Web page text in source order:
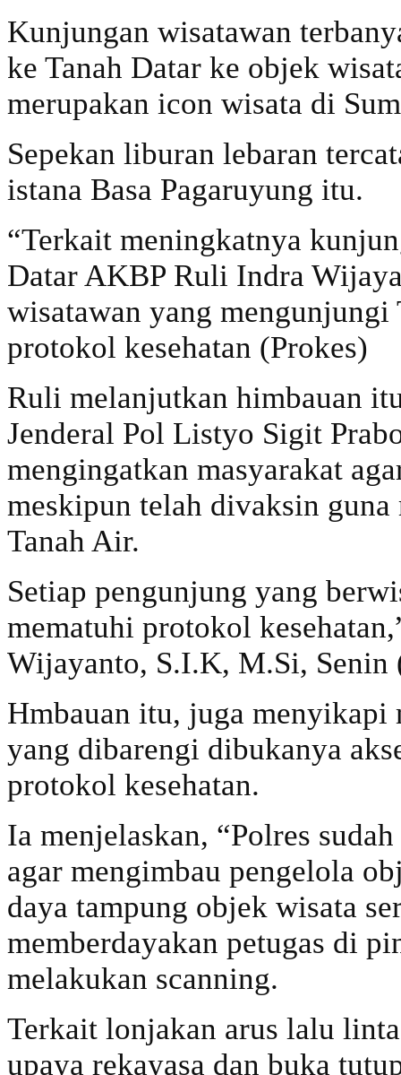
Kunjungan wisatawan
ke Tanah Datar ke objek
merupakan icon wisata di
Sepekan liburan lebaran
istana Basa Pagaruyung itu.
“Terkait meningkatnya
Datar AKBP Ruli Indra
wisatawan yang mengunjungi
protokol kesehatan (Prokes)
Ruli melanjutkan himbauan
Jenderal Pol Listyo Sigit
mengingatkan masyarakat
meskipun telah divaksin
Tanah Air.
Setiap pengunjung yang
mematuhi protokol
Wijayanto, S.I.K, M.Si, Senin
Hmbauan itu, juga
yang dibarengi dibukanya
protokol kesehatan.
Ia menjelaskan, “Polres
agar mengimbau pengelola
daya tampung objek wisata
memberdayakan petugas di
melakukan scanning.
Terkait lonjakan arus lalu
upaya rekayasa dan buka